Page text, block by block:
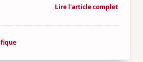
Lire l'article complet